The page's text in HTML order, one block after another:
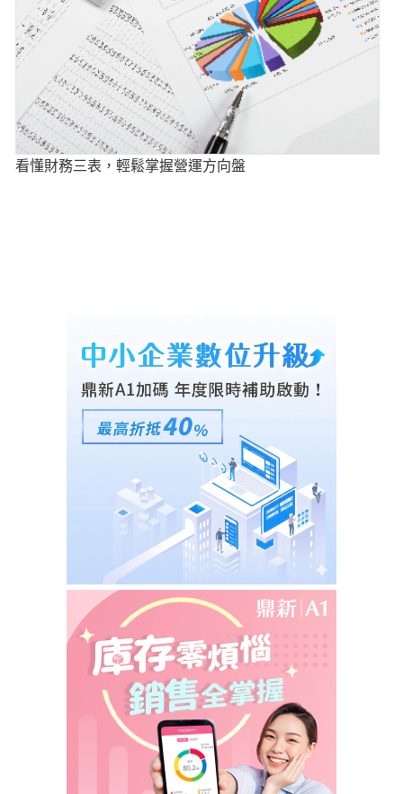
看懂財務三表，輕鬆掌握營運方向盤